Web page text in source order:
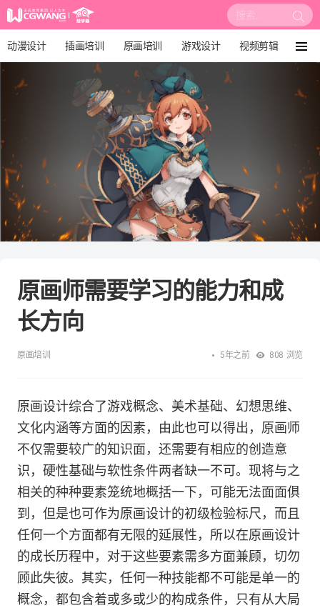
搜
索:
动漫设计 插画培训 原画培训 游戏设计 视频剪辑
3D建模 培训课程 动画设计
绘画教程 板绘培训
单
原画师需要学习的能力和成
长方向
原画培训 5年之前 808 浏览
原画设计综合了游戏概念、美术基础、幻想思维、
文化内涵等方面的因素，由此也可以得出，原画师
不仅需要较广的知识面，还需要有相应的创造意
识，硬性基础与软性条件两者缺一不可。现将与之
相关的种种要素笼统地概括一下，可能无法面面俱
到，但是也可作为原画设计的初级检验标尺，而且
任何一个方面都有无限的延展性，所以在原画设计
的成长历程中，对于这些要素需多方面兼顾，切勿
顾此失彼。其实，任何一种技能都不可能是单一的
概念，都包含着或多或少的构成条件，只有从大局